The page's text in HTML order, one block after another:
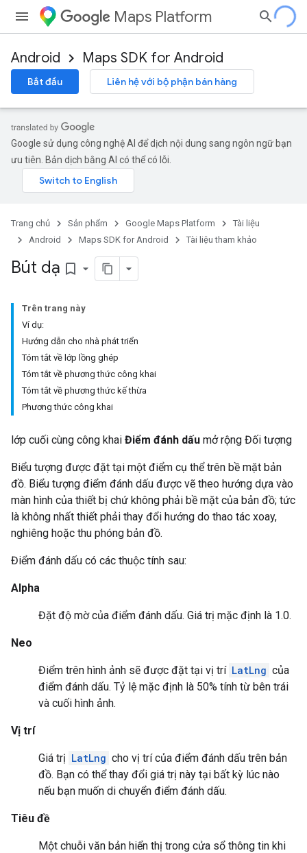
Maps Platform
Android Maps SDK for Android
Bắt đầu Liên hệ với bộ phận bán hàng
Google sử dụng công nghệ AI để dịch nội dung sang ngôn ngữ bạn
ưu tiên. Bản dịch bằng AI có thể có lỗi.
Trang chủ Sản phẩm Google Maps Platform
Tài liệu
Android
Maps SDK for Android Tài liệu tham khảo
Bút dạ bookmark_border
Trên trang này
Ví dụ:
Hướng dẫn cho nhà phát triển
Tóm tắt về lớp lồng ghép
Tóm tắt về phương thức công khai
Tóm tắt về phương thức kế thừa
Phương thức công khai
lớp cuối cùng công khai Điểm đánh dấu mở rộng Đối tượng
Biểu tượng được đặt tại một điểm cụ thể trên bề mặt bản
đồ. Biểu tượng điểm đánh dấu được vẽ theo hướng dựa vào
màn hình của thiết bị chứ không phải bề mặt của bản đồ; tức
là không nhất thiết phải thay đổi hướng do thao tác xoay,
nghiêng hoặc thu phóng bản đồ.
Điểm đánh dấu có các thuộc tính sau:
Alpha
Đặt độ mờ của điểm đánh dấu. Giá trị mặc định là 1.0.
Neo
Điểm trên hình ảnh sẽ được đặt tại vị trí LatLng của
điểm đánh dấu. Tỷ lệ mặc định là 50% tính từ bên trái
và cuối hình ảnh.
Vị trí
Giá trị LatLng cho vị trí của điểm đánh dấu trên bản
đồ. Bạn có thể thay đổi giá trị này tại bất kỳ lúc nào
nếu bạn muốn di chuyển điểm đánh dấu.
Tiêu đề
Một chuỗi văn bản hiển thị trong cửa sổ thông tin khi